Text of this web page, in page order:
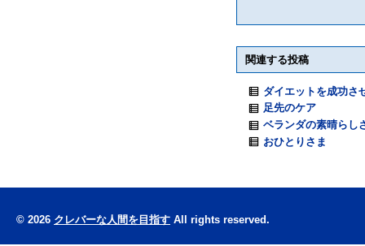
関連する投稿
ダイエットを成功さ
足先のケア
ベランダの素晴らし
おひとりさま
© 2026 クレバーな人間を目指す All rights reserved.